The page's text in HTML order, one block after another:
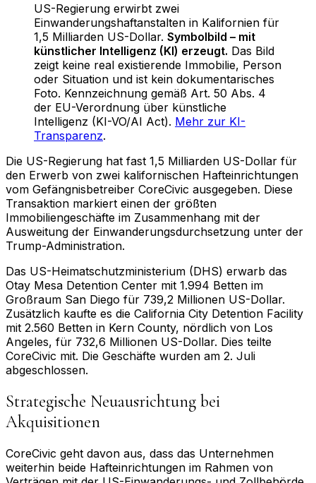
US-Regierung erwirbt zwei
Einwanderungshaftanstalten in Kalifornien für
1,5 Milliarden US-Dollar. Symbolbild – mit
künstlicher Intelligenz (KI) erzeugt. Das Bild
zeigt keine real existierende Immobilie, Person
oder Situation und ist kein dokumentarisches
Foto. Kennzeichnung gemäß Art. 50 Abs. 4
der EU-Verordnung über künstliche
Intelligenz (KI-VO/AI Act). Mehr zur KI-
Transparenz.
Die US-Regierung hat fast 1,5 Milliarden US-Dollar für
den Erwerb von zwei kalifornischen Hafteinrichtungen
vom Gefängnisbetreiber CoreCivic ausgegeben. Diese
Transaktion markiert einen der größten
Immobiliengeschäfte im Zusammenhang mit der
Ausweitung der Einwanderungsdurchsetzung unter der
Trump-Administration.
Das US-Heimatschutzministerium (DHS) erwarb das
Otay Mesa Detention Center mit 1.994 Betten im
Großraum San Diego für 739,2 Millionen US-Dollar.
Zusätzlich kaufte es die California City Detention Facility
mit 2.560 Betten in Kern County, nördlich von Los
Angeles, für 732,6 Millionen US-Dollar. Dies teilte
CoreCivic mit. Die Geschäfte wurden am 2. Juli
abgeschlossen.
Strategische Neuausrichtung bei
Akquisitionen
CoreCivic geht davon aus, dass das Unternehmen
weiterhin beide Hafteinrichtungen im Rahmen von